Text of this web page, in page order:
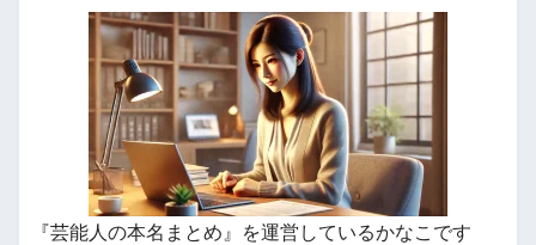
『芸能人の本名まとめ』を運営しているかなこです